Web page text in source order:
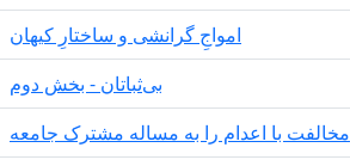
‌امواجِ گرانشی و ساختارِ کیهان
بی‌ثباتان - بخش دوم
مخالفت با اعدام را به مساله مشترک جامعه